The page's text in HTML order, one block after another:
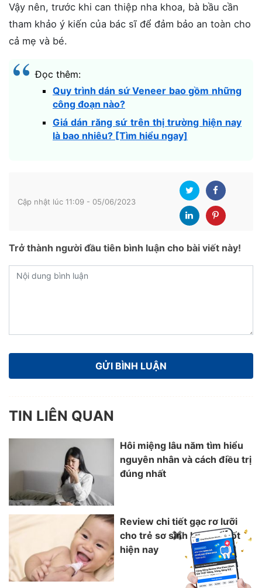
Vậy nên, trước khi can thiệp nha khoa, bà bầu cần
tham khảo ý kiến của bác sĩ để đảm bảo an toàn cho
cả mẹ và bé.
Đọc thêm:
Quy trình dán sứ Veneer bao gồm những
công đoạn nào?
Giá dán răng sứ trên thị trường hiện nay
là bao nhiêu? [Tìm hiểu ngay]
Cập nhật lúc 11:09 - 05/06/2023
Trở thành người đầu tiên bình luận cho bài viết này!
TIN LIÊN QUAN
Hôi miệng lâu năm tìm hiểu
nguyên nhân và cách điều trị
đúng nhất
Review chi tiết gạc rơ lưỡi
cho trẻ sơ sinh loại nào tốt
hiện nay